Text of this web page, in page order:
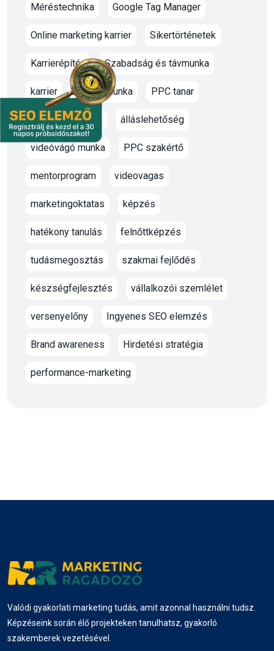
Méréstechnika Google Tag Manager
Online marketing karrier Sikertörténetek
Karrierépítés Szabadság és távmunka
karrier oktato munka PPC tanar
marketing oktató álláslehetőség
videóvágó munka PPC szakértő
mentorprogram videovagas
marketingoktatas képzés
hatékony tanulás felnőttképzés
tudásmegosztás szakmai fejlődés
készségfejlesztés vállalkozói szemlélet
versenyelőny Ingyenes SEO elemzés
Brand awareness Hirdetési stratégia
performance-marketing
Valódi gyakorlati marketing tudás, amit azonnal használni tudsz.
Képzéseink során élő projekteken tanulhatsz, gyakorló
szakemberek vezetésével.